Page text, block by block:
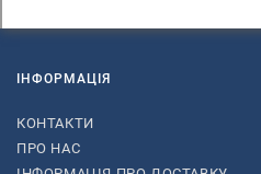
ІНФОРМАЦІЯ
КОНТАКТИ
ПРО НАС